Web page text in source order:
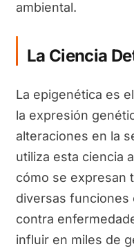
ambiental.
La Ciencia
La epigenética es
la expresión
alteraciones en la
utiliza esta ciencia
cómo se expresan
diversas funciones
contra
influir en miles de